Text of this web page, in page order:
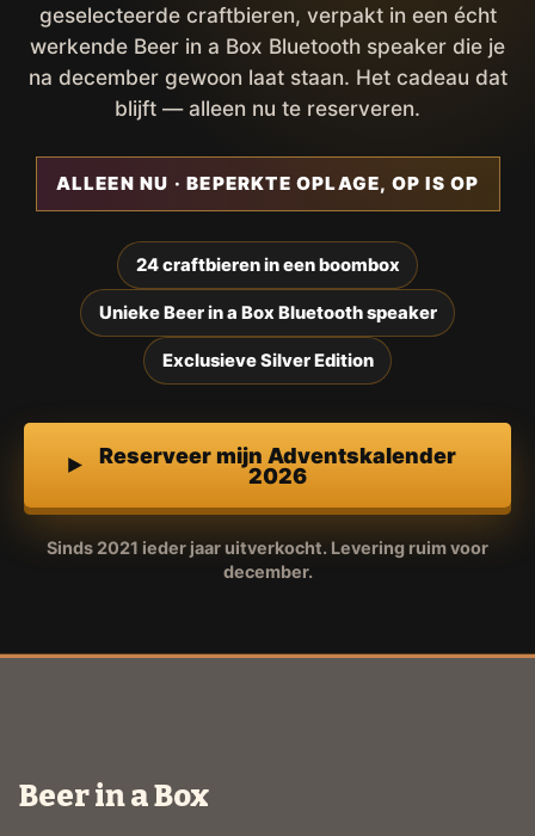
geselecteerde craftbieren, verpakt in een écht
werkende Beer in a Box Bluetooth speaker die je
na december gewoon laat staan. Het cadeau dat
blijft — alleen nu te reserveren.
ALLEEN NU · BEPERKTE OPLAGE, OP IS OP
24 craftbieren in een boombox
Unieke Beer in a Box Bluetooth speaker
Exclusieve Silver Edition
Reserveer mijn Adventskalender
2026
Sinds 2021 ieder jaar uitverkocht. Levering ruim voor
december.
Beer in a Box